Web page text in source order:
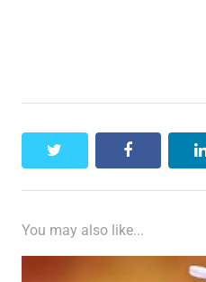
facebook
You may also like...